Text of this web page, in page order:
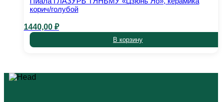
корич/голубой
1440,00 ₽
В корзину